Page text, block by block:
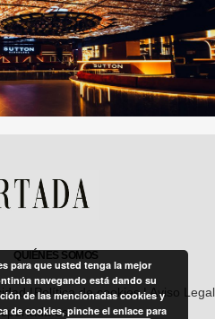
QUIÉNES SOMOS
|Política de cookies|Aviso Legal
para que usted tenga la mejor
navegando está dando su
de las mencionadas cookies y
de cookies, pinche el enlace para